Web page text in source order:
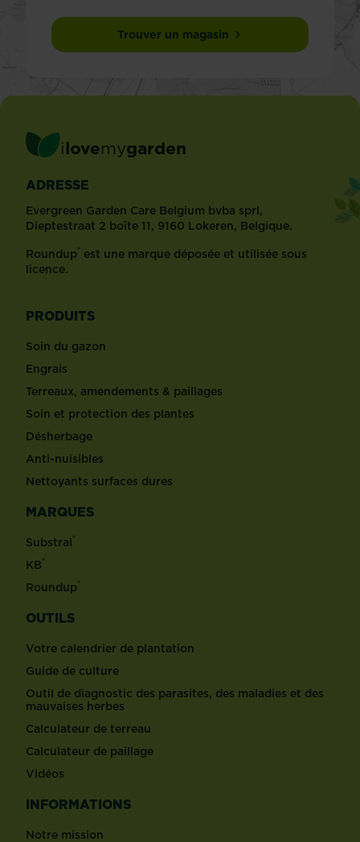
Trouver un magasin
ilovemygarden
ADRESSE
Evergreen Garden Care Belgium bvba sprl,
Dieptestraat 2 boîte 11, 9160 Lokeren, Belgique.
Roundup® est une marque déposée et utilisée sous
licence.
PRODUITS
Soin du gazon
Engrais
Terreaux, amendements & paillages
Soin et protection des plantes
Désherbage
Anti-nuisibles
Nettoyants surfaces dures
MARQUES
Substral®
KB®
Roundup®
OUTILS
Votre calendrier de plantation
Guide de culture
Outil de diagnostic des parasites, des maladies et des
mauvaises herbes
Calculateur de terreau
Calculateur de paillage
Vidéos
INFORMATIONS
Notre mission